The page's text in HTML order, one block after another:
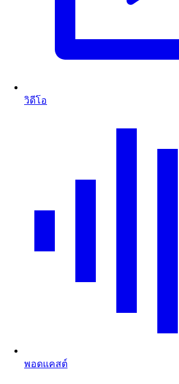
วิดีโอ
พอดแคสต์